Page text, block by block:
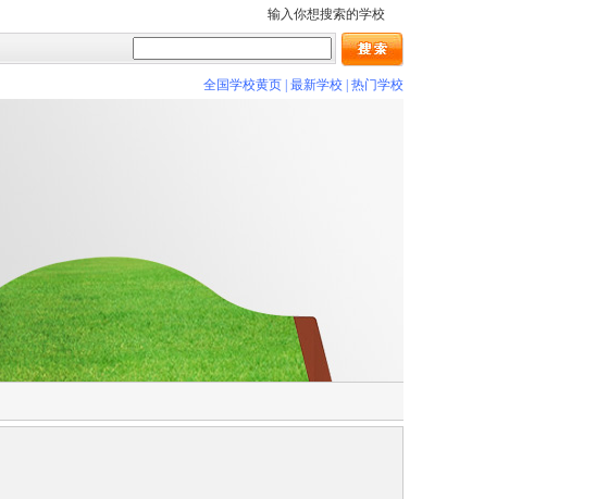
输入你想搜索的学校
全国学校黄页 最新学校 热门学校